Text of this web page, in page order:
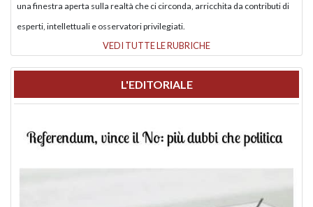
una finestra aperta sulla realtà che ci circonda, arricchita da contributi di
esperti, intellettuali e osservatori privilegiati.
VEDI TUTTE LE RUBRICHE
L'EDITORIALE